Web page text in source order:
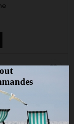
favorite_border